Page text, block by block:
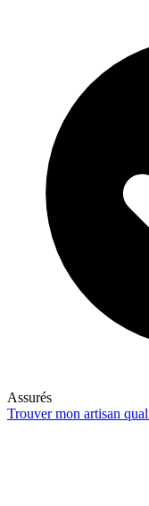
Assurés
Trouver mon artisan